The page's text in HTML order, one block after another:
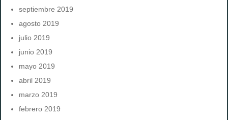
septiembre 2019
agosto 2019
julio 2019
junio 2019
mayo 2019
abril 2019
marzo 2019
febrero 2019